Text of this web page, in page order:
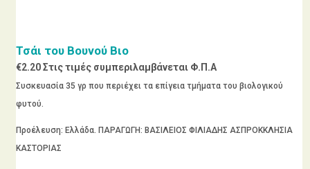
Τσάι του Βουνού Βιο
€2.20 Στις τιμές συμπεριλαμβάνεται Φ.Π.Α
Συσκευασία 35 γρ που περιέχει τα επίγεια τμήματα του βιολογικού
φυτού.
Προέλευση: Ελλάδα. ΠΑΡΑΓΩΓΗ: ΒΑΣΙΛΕΙΟΣ ΦΙΛΙΑΔΗΣ ΑΣΠΡΟΚΚΛΗΣΙΑ
ΚΑΣΤΟΡΙΑΣ